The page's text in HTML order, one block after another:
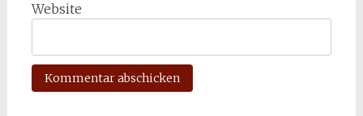
Website